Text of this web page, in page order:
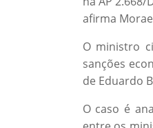
afirma
O ministro
sanções
de Eduardo
O caso é